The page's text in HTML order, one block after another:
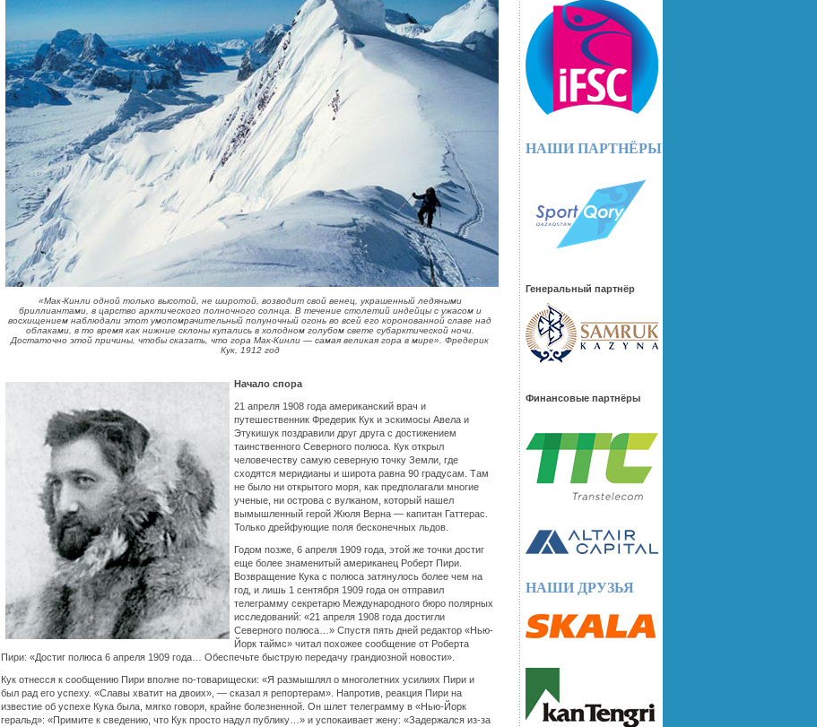
«Мак-Кинли одной только высотой, не широтой, возводит свой венец, украшенный ледяными
бриллиантами, в царство арктического полночного солнца. В течение столетий индейцы с ужасом и
восхищением наблюдали этот умопомрачительный полуночный огонь во всей его коронованной славе над
облаками, в то время как нижние склоны купались в холодном голубом свете субарктической ночи.
Достаточно этой причины, чтобы сказать, что гора Мак-Кинли — самая великая гора в мире».
Фредерик
Кук, 1912 год
Начало спора
21 апреля 1908 года американский врач и
путешественник Фредерик Кук и эскимосы Авела и
Этукишук поздравили друг друга с достижением
таинственного Северного полюса. Кук открыл
человечеству самую северную точку Земли, где
сходятся меридианы и широта равна 90 градусам. Там
не было ни открытого моря, как предполагали многие
ученые, ни острова с вулканом, который нашел
вымышленный герой Жюля Верна — капитан Гаттерас.
Только дрейфующие поля бесконечных льдов.
Годом позже, 6 апреля 1909 года, этой же точки достиг
еще более знаменитый американец Роберт Пири.
Возвращение Кука с полюса затянулось более чем на
год, и лишь 1 сентября 1909 года он отправил
телеграмму секретарю Международного бюро полярных
исследований: «21 апреля 1908 года достигли
Северного полюса…» Спустя пять дней редактор «Нью-
Йорк таймс» читал похожее сообщение от Роберта
Пири: «Достиг полюса 6 апреля 1909 года… Обеспечьте быструю передачу грандиозной новости».
Кук отнесся к сообщению Пири вполне по-товарищески: «Я размышлял о многолетних усилиях Пири и
был рад его успеху. «Славы хватит на двоих», — сказал я репортерам». Напротив, реакция Пири на
известие об успехе Кука была, мягко говоря, крайне болезненной. Он шлет телеграмму в «Нью-Йорк
геральд»: «Примите к сведению, что Кук просто надул публику…» и успокаивает жену: «Задержался из-за
НАШИ ПАРТНЁРЫ
Генеральный партнёр
Финансовые партнёры
НАШИ ДРУЗЬЯ